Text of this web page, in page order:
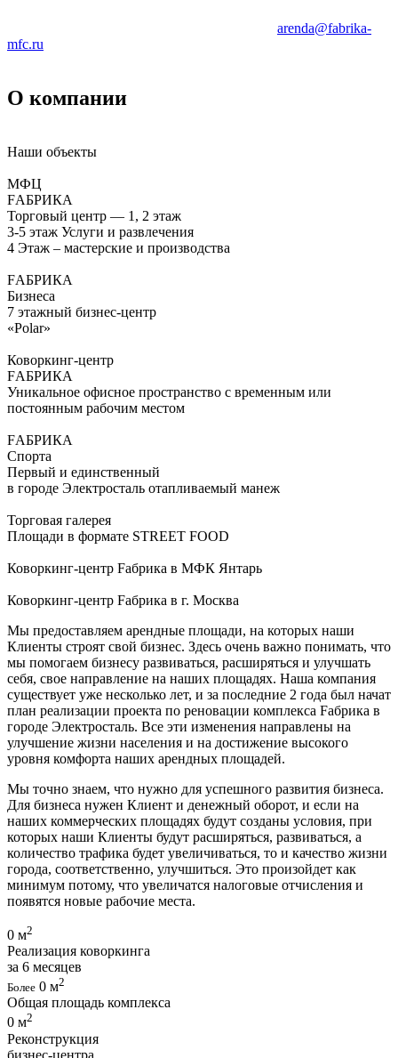
arenda@fabrika-
mfc.ru
О компании
Наши объекты
МФЦ
FАБРИКА
Торговый центр — 1, 2 этаж
3-5 этаж Услуги и развлечения
4 Этаж – мастерские и производства
FАБРИКА
Бизнеса
7 этажный бизнес-центр
«Polar»
Коворкинг-центр
FАБРИКА
Уникальное офисное пространство с временным или
постоянным рабочим местом
FАБРИКА
Спорта
Первый и единственный
в городе Электросталь отапливаемый манеж
Торговая галерея
Площади в формате STREET FOOD
Коворкинг-центр Fабрика в МФК Янтарь
Коворкинг-центр Fабрика в г. Москва
Мы предоставляем арендные площади, на которых наши
Клиенты строят свой бизнес. Здесь очень важно понимать, что
мы помогаем бизнесу развиваться, расширяться и улучшать
себя, свое направление на наших площадях. Наша компания
существует уже несколько лет, и за последние 2 года был начат
план реализации проекта по реновации комплекса Fабрика в
городе Электросталь. Все эти изменения направлены на
улучшение жизни населения и на достижение высокого
уровня комфорта наших арендных площадей.
Мы точно знаем, что нужно для успешного развития бизнеса.
Для бизнеса нужен Клиент и денежный оборот, и если на
наших коммерческих площадях будут созданы условия, при
которых наши Клиенты будут расширяться, развиваться, а
количество трафика будет увеличиваться, то и качество жизни
города, соответственно, улучшиться. Это произойдет как
минимум потому, что увеличатся налоговые отчисления и
появятся новые рабочие места.
0 м2
Реализация коворкинга
за 6 месяцев
Более 0 м2
Общая площадь комплекса
0 м2
Реконструкция
бизнес-центра